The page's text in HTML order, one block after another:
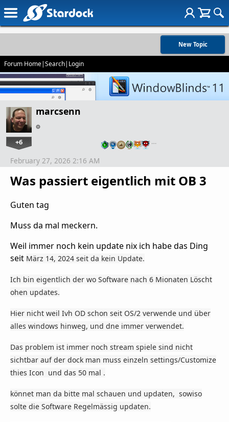
New Topic
Forum Home|Search| Login
marcsenn
+6 …
Was passiert eigentlich mit OB 3
February 27, 2026 2:16 AM
Guten tag
Muss da mal meckern.
Weil immer noch kein update nix ich habe das Ding
seit März 14, 2024 seit da kein Update.
Ich bin eigentlich der wo Software nach 6 Mionaten Löscht
ohen updates.
Hier nicht weil Ivh OD schon seit OS/2 verwende und über
alles windows hinweg, und dne immer verwendet.
Das problem ist immer noch stream spiele sind nicht
sichtbar auf der dock man muss einzeln settings/Customize
thies Icon und das 50 mal .
könnet man da bitte mal schauen und updaten, sowiso
solte die Software Regelmässig updaten.